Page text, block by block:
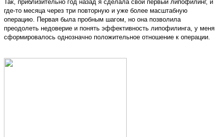
Так, приблизительно год назад я сделала свой первый липофилинг, и
где-то месяца через три повторную и уже более масштабную
операцию. Первая была пробным шагом, но она позволила
преодолеть недоверие и понять эффективность липофилинга, у меня
сформировалось однозначно положительное отношение к операции.